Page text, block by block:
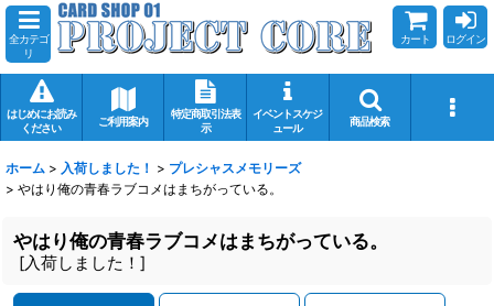
全カテゴ
リ
カート ログイン
はじめにお読み
ください
ご利用案内
特定商取引法表
示
イベントスケジ
ュール
商品検索
ホーム > 入荷しました！ > プレシャスメモリーズ
> やはり俺の青春ラブコメはまちがっている。
やはり俺の青春ラブコメはまちがっている。
[入荷しました！ ]